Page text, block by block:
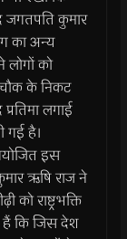
कुमार
का अन्य
लोगों को
के निकट
लगाई
गई है।
इस
ऋषि राज ने
राष्ट्रभक्ति
कि जिस देश